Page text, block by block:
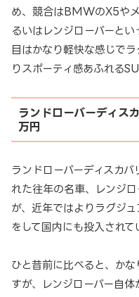
め、競合はBMWのX5や
るいはレンジローバーと
目はかなり軽快な感じで
りスポーティ感あふれる
ランドローバーディ
万円
ランドローバーディスカ
れた往年の名車、レンジ
が、近年ではよりラグジ
をして国内にも投入されて
ひと昔前に比べると、か
すが、レンジローバー自